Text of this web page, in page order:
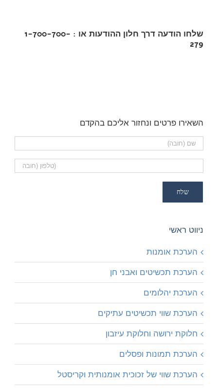
שלחו הודעה דרך חלון ההודעות או : 1-700-700-
279
השאירו פרטים ונחזור אליכם בהקדם
ניווט ראשי
הערכת אומנות
הערכת תכשיטים ואבני חן
הערכת יהלומים
הערכת שווי תכשיטים עתיקים
חלוקת ירושה וחלוקת עיזבון
הערכת תמונות ופסלים
הערכת שווי של זכוכית אומנותית וקריסטל